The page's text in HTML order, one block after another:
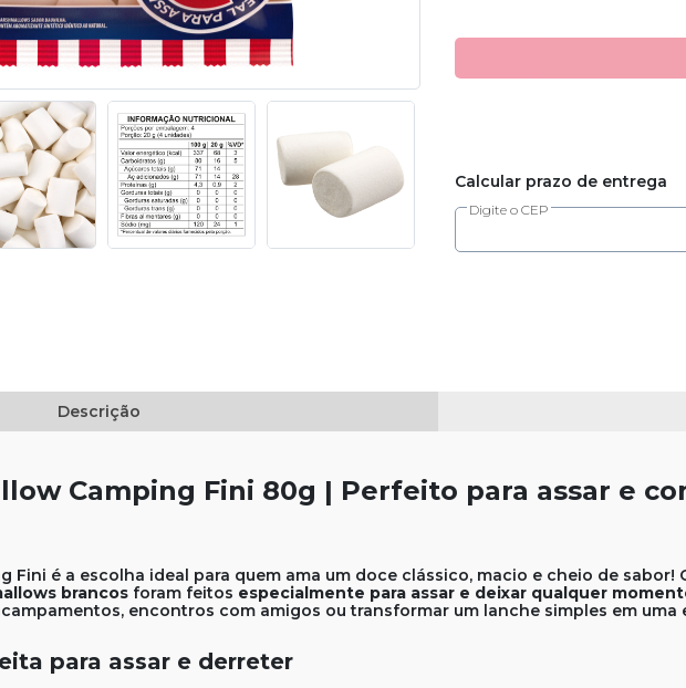
Calcular prazo de entrega
Digite o CEP
Descrição
Camping Fini 80g | Perfeito para assar e
Fini é a escolha ideal para quem ama um doce clássico, macio e cheio de
brancos foram feitos especialmente para assar e deixar qualquer
encontros com amigos ou transformar um lanche simples em uma
para assar e derreter